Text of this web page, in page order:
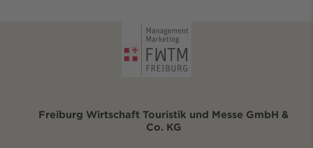
Freiburg Wirtschaft Touristik und Messe GmbH &
Co. KG